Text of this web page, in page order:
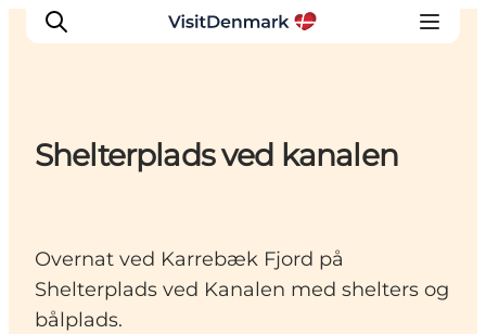
Aktiviteter
Overnatting
Planlegg reisen
Shelterplads ved kanalen
Overnat ved Karrebæk Fjord på
Shelterplads ved Kanalen med shelters og
bålplads.